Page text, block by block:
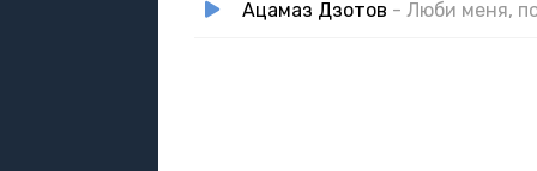
Ацамаз Дзотов - Люби меня,